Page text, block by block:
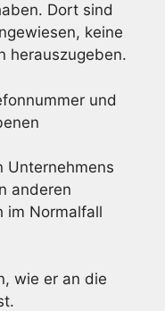
Dort sind
keine
herauszugeben.
und
Unternehmens
anderen
im Normalfall
wie er an die